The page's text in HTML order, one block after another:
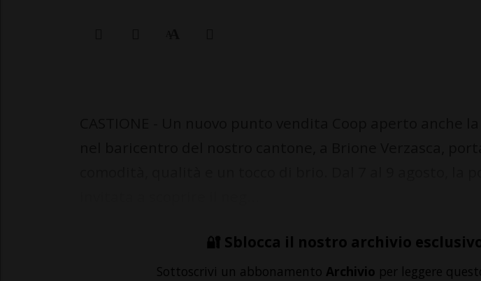
🔐 Sblocca il nostro archivio
Sottoscrivi un abbonamento Archivio per leggere